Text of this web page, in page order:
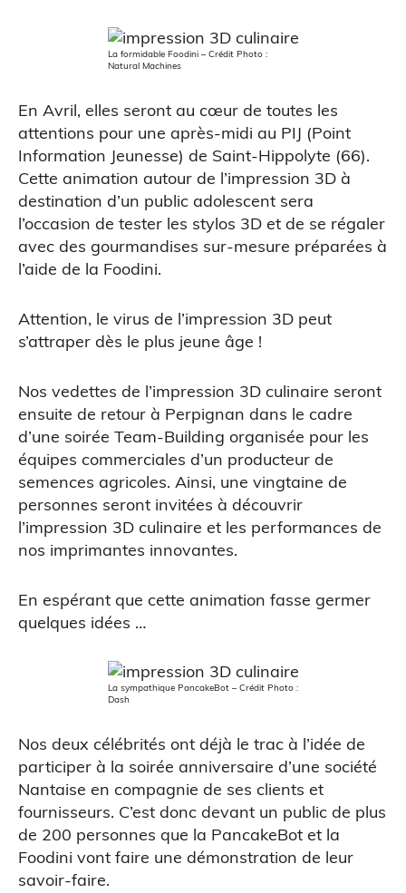
ATELIERS & ÉVÈNEMENTS
Figurine bobble head
Atelier découverte
La formidable Foodini – Crédit Photo :
Natural Machines
En Avril, elles seront au cœur de toutes les
attentions pour une après-midi au PIJ (Point
Information Jeunesse) de Saint-Hippolyte (66).
Cette animation autour de l’impression 3D à
destination d’un public adolescent sera
l’occasion de tester les stylos 3D et de se régaler
avec des gourmandises sur-mesure préparées à
l’aide de la Foodini.
Attention, le virus de l’impression 3D peut
s’attraper dès le plus jeune âge !
Nos vedettes de l’impression 3D culinaire seront
ensuite de retour à Perpignan dans le cadre
d’une soirée Team-Building organisée pour les
équipes commerciales d’un producteur de
semences agricoles. Ainsi, une vingtaine de
personnes seront invitées à découvrir
l’impression 3D culinaire et les performances de
nos imprimantes innovantes.
En espérant que cette animation fasse germer
quelques idées …
La sympathique PancakeBot – Crédit Photo :
Dash
Nos deux célébrités ont déjà le trac à l’idée de
participer à la soirée anniversaire d’une société
Nantaise en compagnie de ses clients et
fournisseurs. C’est donc devant un public de plus
de 200 personnes que la PancakeBot et la
Foodini vont faire une démonstration de leur
savoir-faire.